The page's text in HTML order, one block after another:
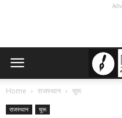
Home राजस्थान चूरू
राजस्थान चूरू